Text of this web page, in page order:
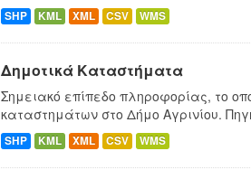
SHP KML XML CSV WMS
Δημοτικά Καταστήματα
Σημειακό επίπεδο πληροφορίας, το
καταστημάτων στο Δήμο Αγρινίου.
SHP KML XML CSV WMS